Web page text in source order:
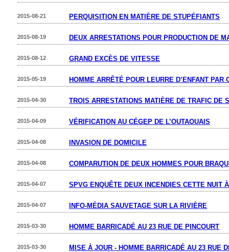
PERQUISITION EN MATIÈRE DE STUPÉFIANTS
2015-08-21
DEUX ARRESTATIONS POUR PRODUCTION DE
2015-08-19
GRAND EXCÈS DE VITESSE
2015-08-12
HOMME ARRÊTÉ POUR LEURRE D’ENFANT PAR
2015-05-19
TROIS ARRESTATIONS MATIÈRE DE TRAFIC DE
2015-04-30
VÉRIFICATION AU CÉGEP DE L’OUTAOUAIS
2015-04-09
INVASION DE DOMICILE
2015-04-08
COMPARUTION DE DEUX HOMMES POUR
2015-04-08
SPVG ENQUÊTE DEUX INCENDIES CETTE NUIT
2015-04-07
INFO-MÉDIA SAUVETAGE SUR LA RIVIÈRE
2015-04-07
HOMME BARRICADÉ AU 23 RUE DE PINCOURT
2015-03-30
MISE À JOUR - HOMME BARRICADÉ AU 23 RUE
2015-03-30